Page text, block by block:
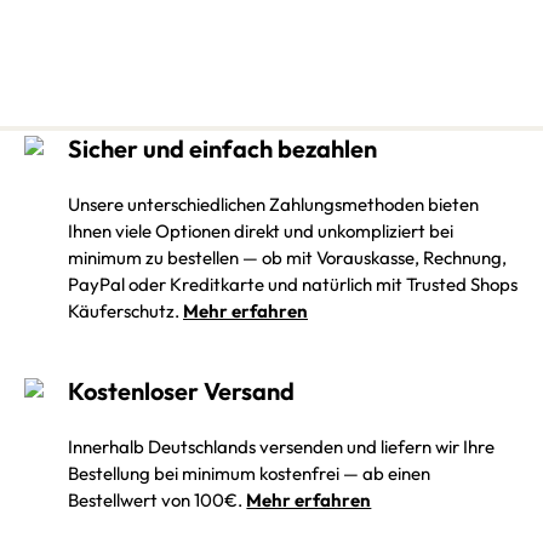
Sicher und einfach bezahlen
Unsere unterschiedlichen Zahlungsmethoden bieten
Ihnen viele Optionen direkt und unkompliziert bei
minimum zu bestellen — ob mit Vorauskasse, Rechnung,
PayPal oder Kreditkarte und natürlich mit Trusted Shops
Käuferschutz. Mehr erfahren
Kostenloser Versand
Innerhalb Deutschlands versenden und liefern wir Ihre
Bestellung bei minimum kostenfrei — ab einen
Bestellwert von 100€. Mehr erfahren